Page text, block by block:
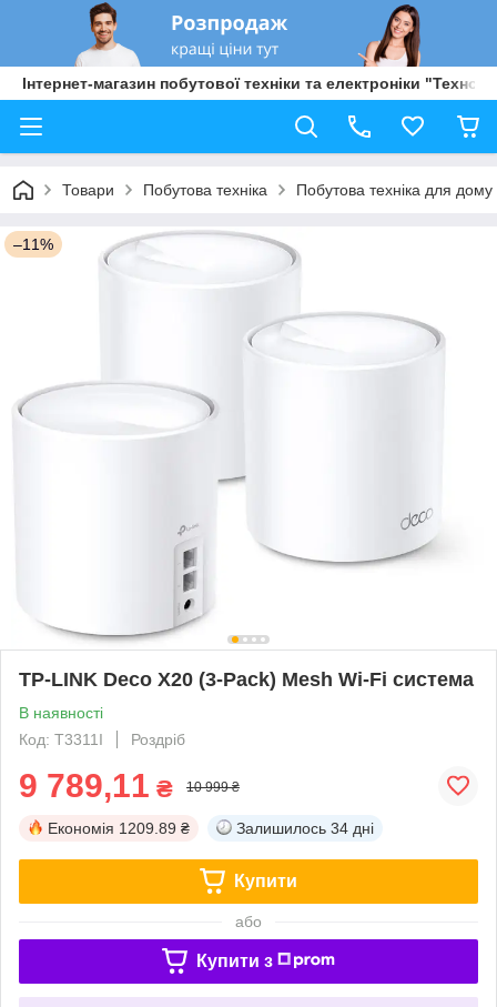
Інтернет-магазин побутової техніки та електроніки "Техно
Товари Побутова техніка Побутова техніка для дому
–11%
TP-LINK Deco X20 (3-Pack) Mesh Wi-Fi система
В наявності
Код: T3311I
Роздріб
9 789,11 ₴ 10 999 ₴
Економія 1209.89 ₴ Залишилось 34 дні
Купити
або
Купити з